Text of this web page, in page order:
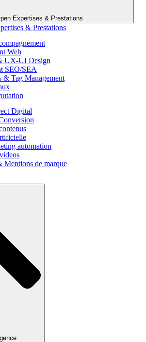
Expertises & Prestations
& Prestations
Web
UX-UI Design
SEO/SEA
& Tag Management
Digital
automation
Mentions de marque